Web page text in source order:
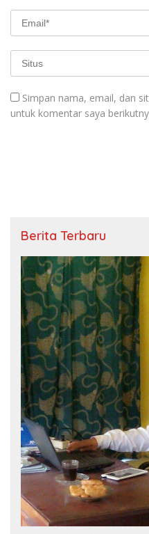
Simpan nama, email, dan
untuk komentar saya
Berita Terbaru